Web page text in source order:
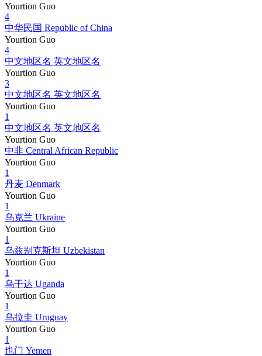
Yourtion Guo
4
中华民国 Republic of China
Yourtion Guo
4
中文地区名 英文地区名
Yourtion Guo
3
中文地区名 英文地区名
Yourtion Guo
1
中文地区名 英文地区名
Yourtion Guo
中非 Central African Republic
Yourtion Guo
1
丹麦 Denmark
Yourtion Guo
1
乌克兰 Ukraine
Yourtion Guo
1
乌兹别克斯坦 Uzbekistan
Yourtion Guo
1
乌干达 Uganda
Yourtion Guo
1
乌拉圭 Uruguay
Yourtion Guo
1
也门 Yemen